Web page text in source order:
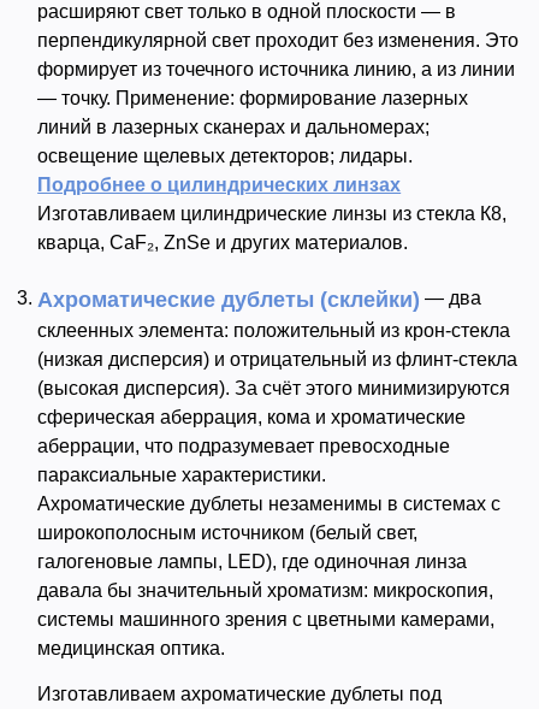
расширяют свет только в одной плоскости — в
перпендикулярной свет проходит без изменения. Это
формирует из точечного источника линию, а из линии
— точку. Применение: формирование лазерных
линий в лазерных сканерах и дальномерах;
освещение щелевых детекторов; лидары.
Подробнее о цилиндрических линзах
Изготавливаем цилиндрические линзы из стекла К8,
кварца, CaF₂, ZnSe и других материалов.
Ахроматические дублеты (склейки) — два
склеенных элемента: положительный из крон-стекла
(низкая дисперсия) и отрицательный из флинт-стекла
(высокая дисперсия). За счёт этого минимизируются
сферическая аберрация, кома и хроматические
аберрации, что подразумевает превосходные
параксиальные характеристики.
Ахроматические дублеты незаменимы в системах с
широкополосным источником (белый свет,
галогеновые лампы, LED), где одиночная линза
давала бы значительный хроматизм: микроскопия,
системы машинного зрения с цветными камерами,
медицинская оптика.
Изготавливаем ахроматические дублеты под